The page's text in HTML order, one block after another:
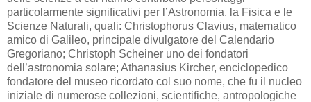
particolarmente significativi per l’Astronomia, la Fisica e le
Scienze Naturali, quali: Christophorus Clavius, matematico
amico di Galileo, principale divulgatore del Calendario
Gregoriano; Christoph Scheiner uno dei fondatori
dell’astronomia solare; Athanasius Kircher, enciclopedico
fondatore del museo ricordato col suo nome, che fu il nucleo
iniziale di numerose collezioni, scientifiche, antropologiche